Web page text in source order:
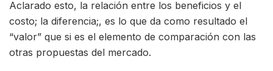
Aclarado esto, la relación entre los beneficios y el
costo; la diferencia;, es lo que da como resultado el
“valor” que si es el elemento de comparación con las
otras propuestas del mercado.